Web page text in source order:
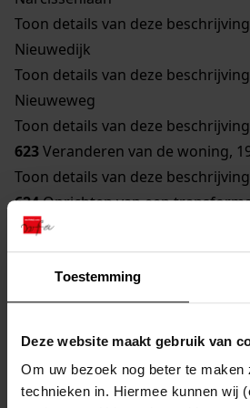
Toestemming
Deze website maakt gebruik van
Om uw bezoek nog beter te
technieken in. Hiermee kunnen wij
Toon details van deze beschrijving
Nieuwedijk
Toon details van deze beschrijving
Nieuweweg
Toon details van deze beschrijving
623Veranderen van de woning,
Toon details van deze beschrijving
624Oprichten van een
Toon details van deze beschrijving
625Verbouwen van een gebouw
worden gebruikt als woonhuis,
Toon details van deze beschrijving
Toon details van deze beschrijving
627Veranderen woning, 1962